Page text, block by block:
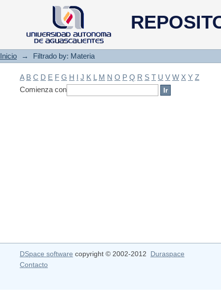
Filtrado by: Materia
Inicio → Filtrado by: Materia
A B C D E F G H I J K L M N O P Q R S T U V W X Y Z
Comienza con
DSpace software copyright © 2002-2012 Duraspace
Contacto